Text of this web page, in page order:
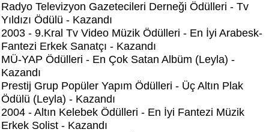
Radyo Televizyon Gazetecileri Derneği Ödülleri - Tv
Yıldızı Ödülü - Kazandı
2003 - 9.Kral Tv Video Müzik Ödülleri - En İyi Arabesk-
Fantezi Erkek Sanatçı - Kazandı
MÜ-YAP Ödülleri - En Çok Satan Albüm (Leyla) -
Kazandı
Prestij Grup Popüler Yapım Ödülleri - Üç Altın Plak
Ödülü (Leyla) - Kazandı
2004 - Altın Kelebek Ödülleri - En İyi Fantezi Müzik
Erkek Solist - Kazandı